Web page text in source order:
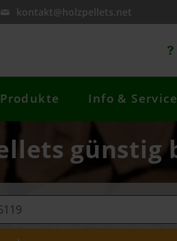
kontakt@holzpellets.net
Produkte Info & Service
günstig